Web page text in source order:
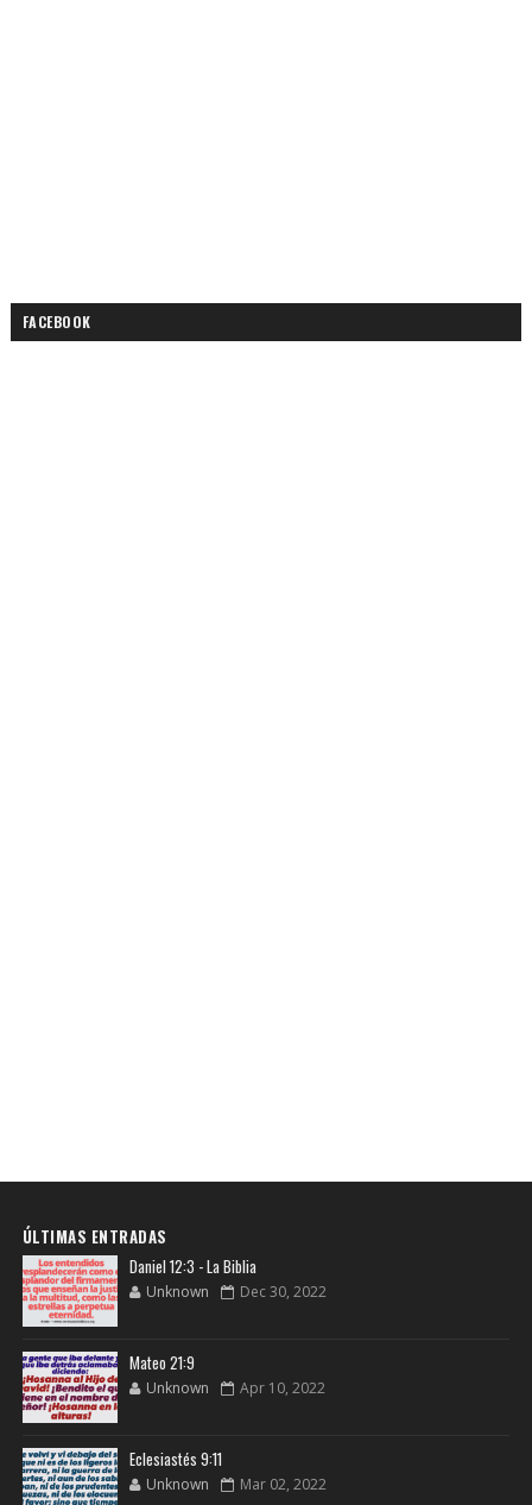
FACEBOOK
ÚLTIMAS ENTRADAS
Daniel 12:3 - La Biblia
Unknown Dec 30, 2022
Mateo 21:9
Unknown Apr 10, 2022
Eclesiastés 9:11
Unknown Mar 02, 2022